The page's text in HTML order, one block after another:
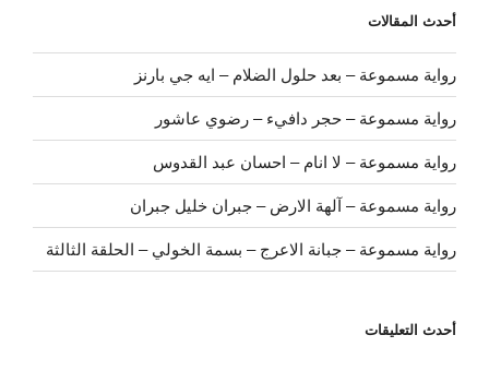
أحدث المقالات
رواية مسموعة – بعد حلول الضلام – ايه جي بارنز
رواية مسموعة – حجر دافيء – رضوي عاشور
رواية مسموعة – لا انام – احسان عبد القدوس
رواية مسموعة – آلهة الارض – جبران خليل جبران
رواية مسموعة – جبانة الاعرج – بسمة الخولي – الحلقة الثالثة
أحدث التعليقات